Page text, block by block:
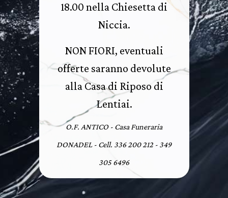
18.00 nella Chiesetta di
Niccia.
NON FIORI, eventuali
offerte saranno devolute
alla Casa di Riposo di
Lentiai.
O.F. ANTICO - Casa Funeraria
DONADEL - Cell. 336 200 212 - 349
305 6496